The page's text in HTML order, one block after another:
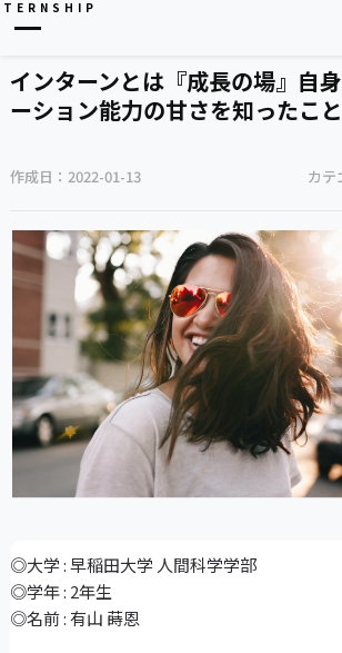
インターンとは『成長の場』自
ーション能力の甘さを知ったこ
作成日： 2022-01-13 カテ
◎大学 : 早稲田大学 人間科学学部
◎学年 : 2年生
◎名前 : 有山 蒔恩